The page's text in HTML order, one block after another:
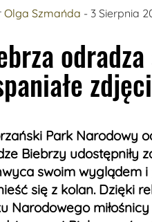
Olga Szmańda - 3 Sierpnia
Park Narodowy
Biebrzy udostępniły
swoim wyglądem
się z kolan. Dzięki
Narodowego